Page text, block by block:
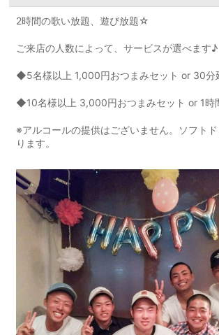
2時間の歌い放題、遊び放題☆
ご来店の人数によって、サービスが選べます♪
◆5名様以上 1,000円おつまみセット or 30分
◆10名様以上 3,000円おつまみセット or 1時
※アルコールの提供はございません。ソフト
ります。